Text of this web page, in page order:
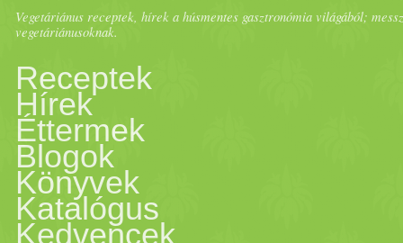
Vegetáriánus receptek, hírek a húsmentes gasztronómia világából;
vegetáriánusoknak.
Receptek
Hírek
Éttermek
Blogok
Könyvek
Katalógus
Kedvencek